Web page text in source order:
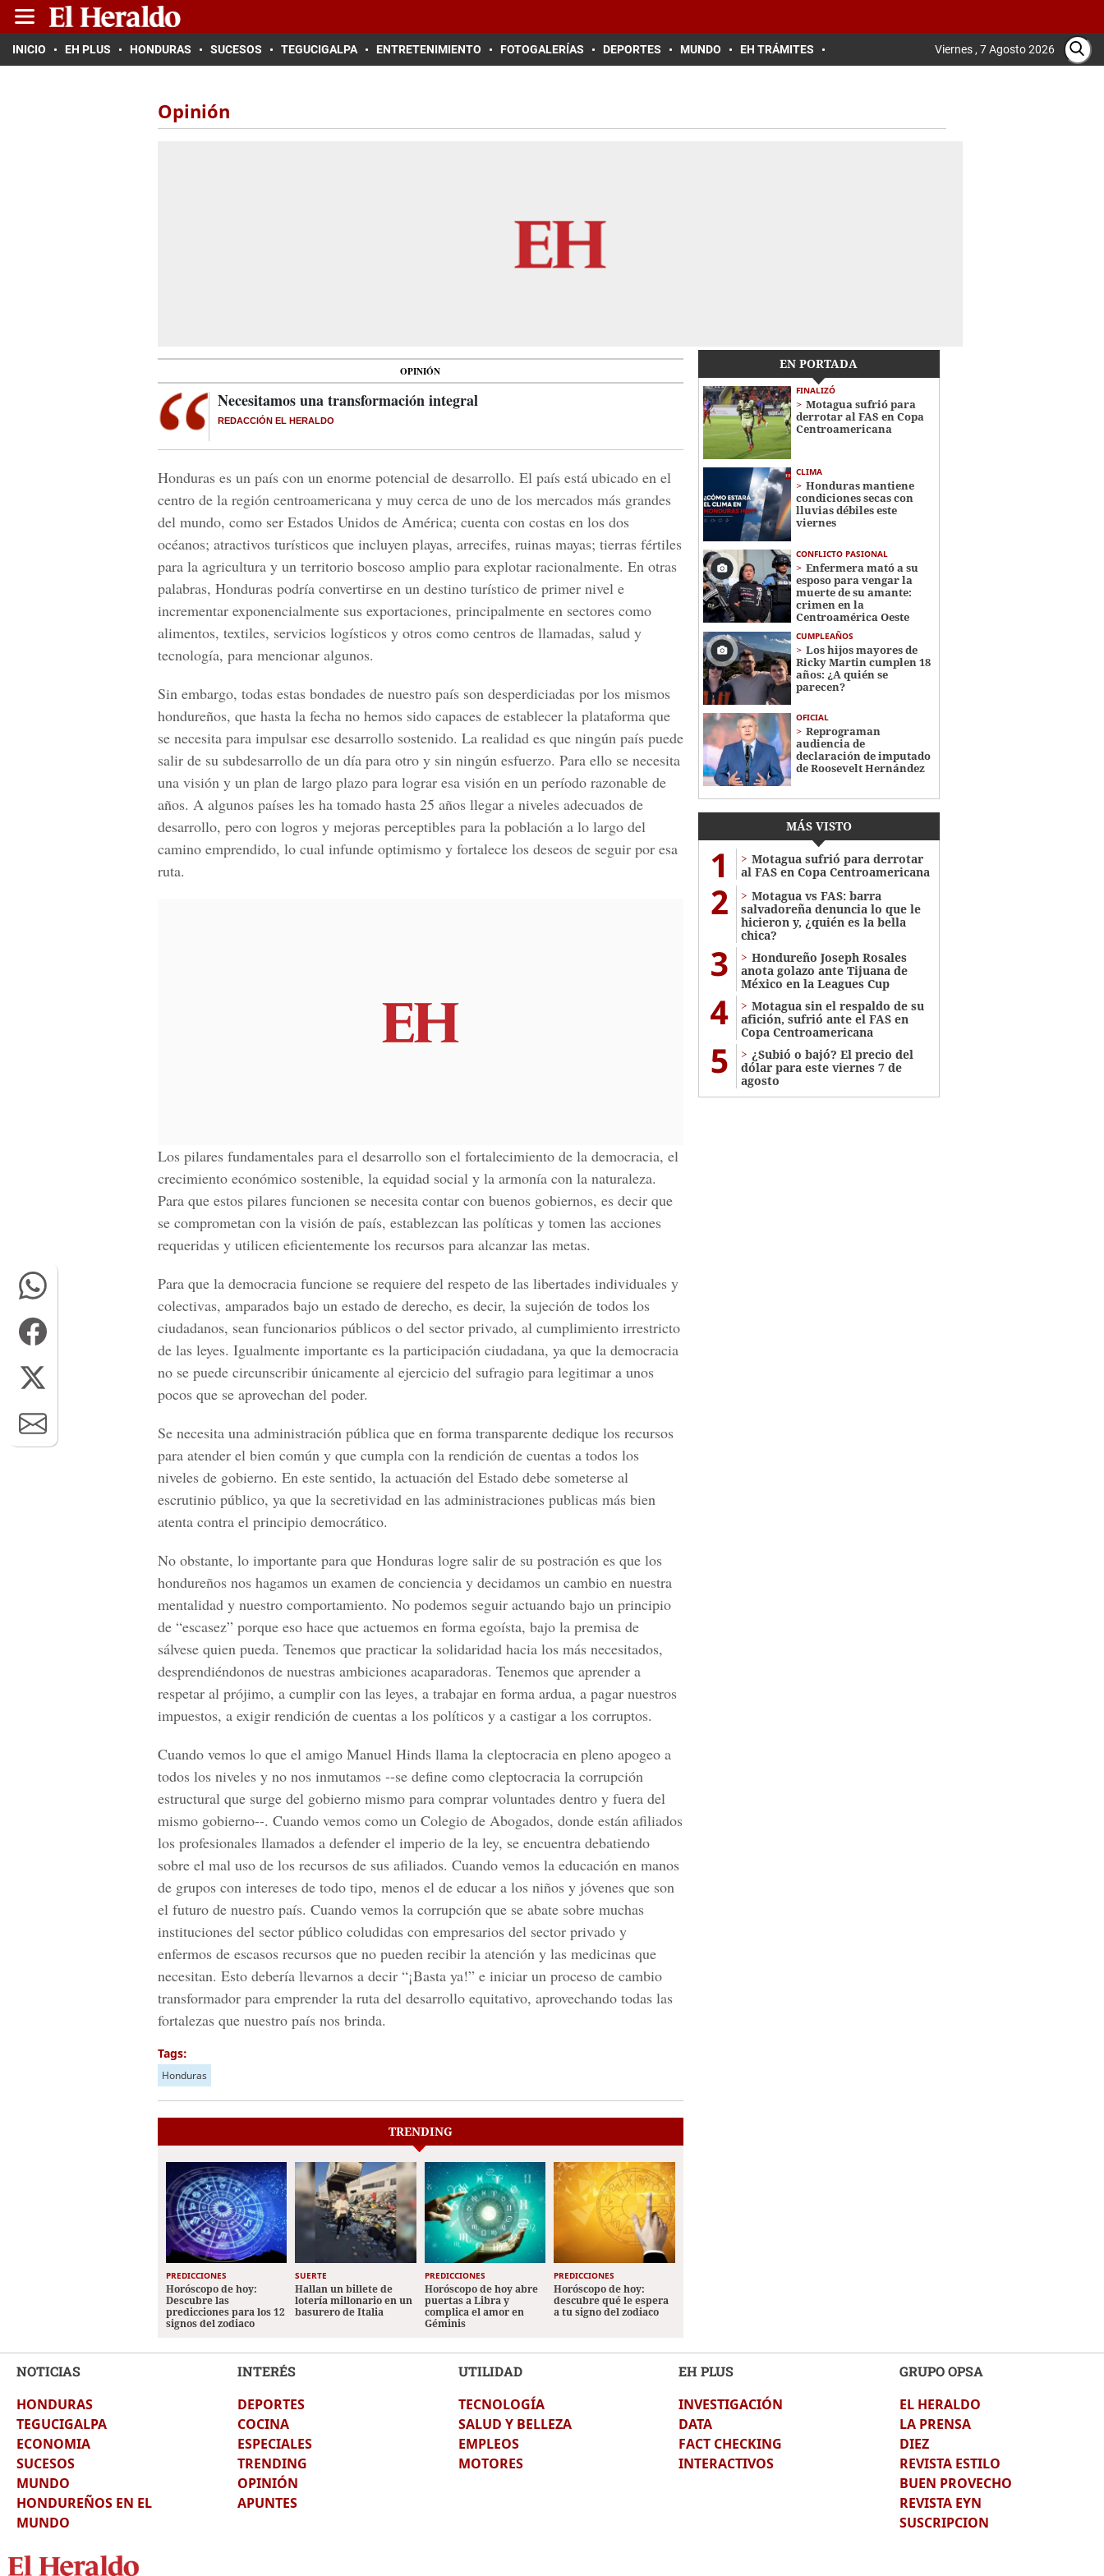
INICIO EH PLUS HONDURAS SUCESOS TEGUCIGALPA ENTRETENIMIENTO FOTOGALERÍAS DEPORTES MUNDO EH TRÁMITES Viernes , 7 Agosto 2026
Opinión
OPINIÓN
Necesitamos una transformación integral
REDACCIÓN EL HERALDO
Honduras es un país con un enorme potencial de desarrollo. El país está ubicado en el
centro de la región centroamericana y muy cerca de uno de los mercados más grandes
del mundo, como ser Estados Unidos de América; cuenta con costas en los dos
océanos; atractivos turísticos que incluyen playas, arrecifes, ruinas mayas; tierras fértiles
para la agricultura y un territorio boscoso amplio para explotar racionalmente. En otras
palabras, Honduras podría convertirse en un destino turístico de primer nivel e
incrementar exponencialmente sus exportaciones, principalmente en sectores como
alimentos, textiles, servicios logísticos y otros como centros de llamadas, salud y
tecnología, para mencionar algunos.
Sin embargo, todas estas bondades de nuestro país son desperdiciadas por los mismos
hondureños, que hasta la fecha no hemos sido capaces de establecer la plataforma que
se necesita para impulsar ese desarrollo sostenido. La realidad es que ningún país puede
salir de su subdesarrollo de un día para otro y sin ningún esfuerzo. Para ello se necesita
una visión y un plan de largo plazo para lograr esa visión en un período razonable de
años. A algunos países les ha tomado hasta 25 años llegar a niveles adecuados de
desarrollo, pero con logros y mejoras perceptibles para la población a lo largo del
camino emprendido, lo cual infunde optimismo y fortalece los deseos de seguir por esa
ruta.
Los pilares fundamentales para el desarrollo son el fortalecimiento de la democracia, el
crecimiento económico sostenible, la equidad social y la armonía con la naturaleza.
Para que estos pilares funcionen se necesita contar con buenos gobiernos, es decir que
se comprometan con la visión de país, establezcan las políticas y tomen las acciones
requeridas y utilicen eficientemente los recursos para alcanzar las metas.
Para que la democracia funcione se requiere del respeto de las libertades individuales y
colectivas, amparados bajo un estado de derecho, es decir, la sujeción de todos los
ciudadanos, sean funcionarios públicos o del sector privado, al cumplimiento irrestricto
de las leyes. Igualmente importante es la participación ciudadana, ya que la democracia
no se puede circunscribir únicamente al ejercicio del sufragio para legitimar a unos
pocos que se aprovechan del poder.
Se necesita una administración pública que en forma transparente dedique los recursos
para atender el bien común y que cumpla con la rendición de cuentas a todos los
niveles de gobierno. En este sentido, la actuación del Estado debe someterse al
escrutinio público, ya que la secretividad en las administraciones publicas más bien
atenta contra el principio democrático.
No obstante, lo importante para que Honduras logre salir de su postración es que los
hondureños nos hagamos un examen de conciencia y decidamos un cambio en nuestra
mentalidad y nuestro comportamiento. No podemos seguir actuando bajo un principio
de “escasez” porque eso hace que actuemos en forma egoísta, bajo la premisa de
sálvese quien pueda. Tenemos que practicar la solidaridad hacia los más necesitados,
desprendiéndonos de nuestras ambiciones acaparadoras. Tenemos que aprender a
respetar al prójimo, a cumplir con las leyes, a trabajar en forma ardua, a pagar nuestros
impuestos, a exigir rendición de cuentas a los políticos y a castigar a los corruptos.
Cuando vemos lo que el amigo Manuel Hinds llama la cleptocracia en pleno apogeo a
todos los niveles y no nos inmutamos --se define como cleptocracia la corrupción
estructural que surge del gobierno mismo para comprar voluntades dentro y fuera del
mismo gobierno--. Cuando vemos como un Colegio de Abogados, donde están afiliados
los profesionales llamados a defender el imperio de la ley, se encuentra debatiendo
sobre el mal uso de los recursos de sus afiliados. Cuando vemos la educación en manos
de grupos con intereses de todo tipo, menos el de educar a los niños y jóvenes que son
el futuro de nuestro país. Cuando vemos la corrupción que se abate sobre muchas
instituciones del sector público coludidas con empresarios del sector privado y
enfermos de escasos recursos que no pueden recibir la atención y las medicinas que
necesitan. Esto debería llevarnos a decir “¡Basta ya!” e iniciar un proceso de cambio
transformador para emprender la ruta del desarrollo equitativo, aprovechando todas las
fortalezas que nuestro país nos brinda.
Tags:
Honduras
EN PORTADA
FINALIZÓ
Motagua sufrió para
derrotar al FAS en Copa
Centroamericana
CLIMA
Honduras mantiene
condiciones secas con
lluvias débiles este
viernes
CONFLICTO PASIONAL
Enfermera mató a su
esposo para vengar la
muerte de su amante:
crimen en la
Centroamérica Oeste
CUMPLEAÑOS
Los hijos mayores de
Ricky Martin cumplen 18
años: ¿A quién se
parecen?
OFICIAL
Reprograman
audiencia de
declaración de imputado
de Roosevelt Hernández
MÁS VISTO
1
Motagua sufrió para derrotar
al FAS en Copa Centroamericana
2
Motagua vs FAS: barra
salvadoreña denuncia lo que le
hicieron y, ¿quién es la bella
chica?
3
Hondureño Joseph Rosales
anota golazo ante Tijuana de
México en la Leagues Cup
4
Motagua sin el respaldo de su
afición, sufrió ante el FAS en
Copa Centroamericana
5
¿Subió o bajó? El precio del
dólar para este viernes 7 de
agosto
TRENDING
PREDICCIONES
Horóscopo de hoy:
Descubre las
predicciones para los 12
signos del zodiaco
SUERTE
Hallan un billete de
lotería millonario en un
basurero de Italia
PREDICCIONES
Horóscopo de hoy abre
puertas a Libra y
complica el amor en
Géminis
PREDICCIONES
Horóscopo de hoy:
descubre qué le espera
a tu signo del zodiaco
NOTICIAS
HONDURAS
TEGUCIGALPA
ECONOMIA
SUCESOS
MUNDO
HONDUREÑOS EN EL
MUNDO
INTERÉS
DEPORTES
COCINA
ESPECIALES
TRENDING
OPINIÓN
APUNTES
UTILIDAD
TECNOLOGÍA
SALUD Y BELLEZA
EMPLEOS
MOTORES
EH PLUS
INVESTIGACIÓN
DATA
FACT CHECKING
INTERACTIVOS
GRUPO OPSA
EL HERALDO
LA PRENSA
DIEZ
REVISTA ESTILO
BUEN PROVECHO
REVISTA EYN
SUSCRIPCION